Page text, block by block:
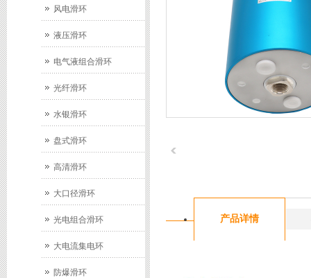
风电滑环
液压滑环
电气液组合滑环
光纤滑环
水银滑环
盘式滑环
高清滑环
大口径滑环
光电组合滑环
大电流集电环
防爆滑环
产品详情